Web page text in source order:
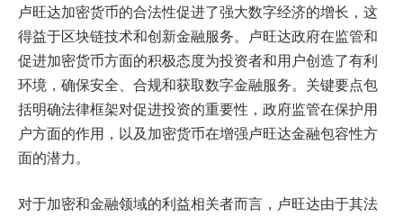
卢旺达加密货币的合法性促进了强大数字经济的增长，这
得益于区块链技术和创新金融服务。卢旺达政府在监管和
促进加密货币方面的积极态度为投资者和用户创造了有利
环境，确保安全、合规和获取数字金融服务。关键要点包
括明确法律框架对促进投资的重要性，政府监管在保护用
户方面的作用，以及加密货币在增强卢旺达金融包容性方
面的潜力。
对于加密和金融领域的利益相关者而言，卢旺达由于其法